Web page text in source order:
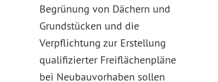
Begrünung von Dächern und
Grundstücken und die
Verpflichtung zur Erstellung
qualifizierter Freiflächenpläne
bei Neubauvorhaben sollen